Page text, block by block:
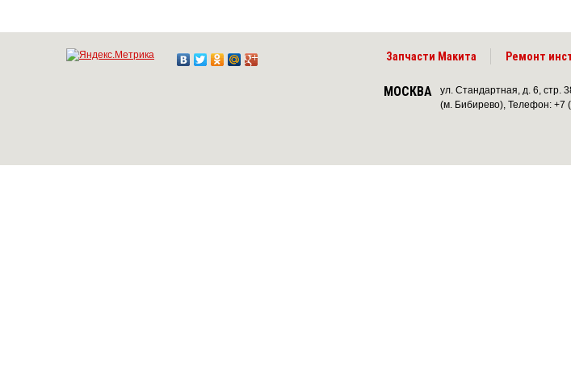
Запчасти Макита Ремонт
МОСКВА
ул. Стандартная, д. 6, стр.
(м. Бибирево), Телефон: +7